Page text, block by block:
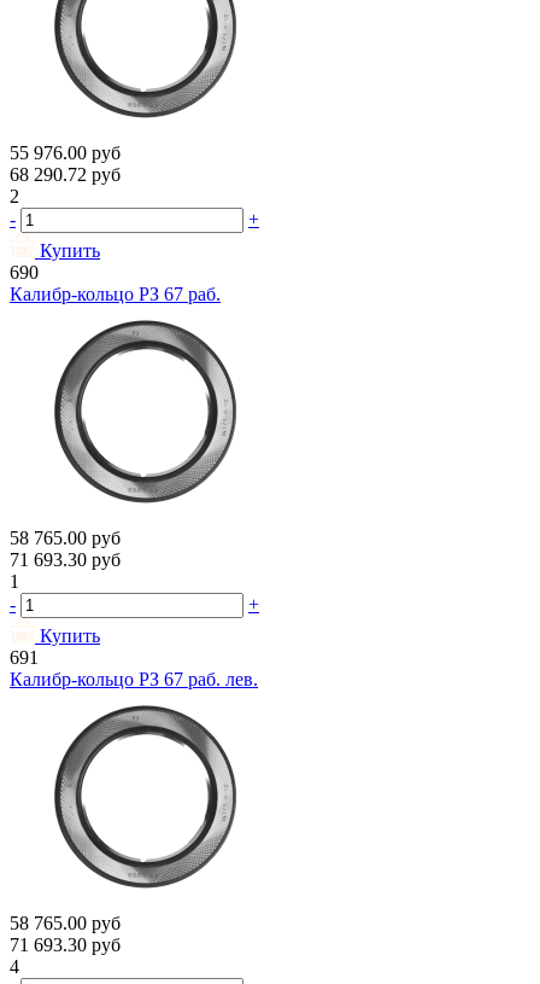
55 976.00 руб
68 290.72 руб
2
-
+
Купить
690
Калибр-кольцо РЗ 67 раб.
58 765.00 руб
71 693.30 руб
1
-
+
Купить
691
Калибр-кольцо РЗ 67 раб. лев.
58 765.00 руб
71 693.30 руб
4